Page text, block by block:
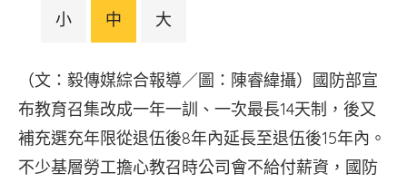
小 中 大
（文：毅傳媒綜合報導／圖：陳睿緯攝）國防部宣
布教育召集改成一年一訓、一次最長14天制，後又
補充選充年限從退伍後8年內延長至退伍後15年內。
不少基層勞工擔心教召時公司會不給付薪資，國防